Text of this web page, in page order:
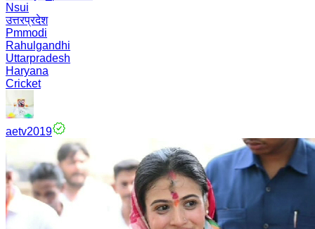
Nsui
उत्तरप्रदेश
Pmmodi
Rahulgandhi
Uttarpradesh
Haryana
Cricket
aetv2019